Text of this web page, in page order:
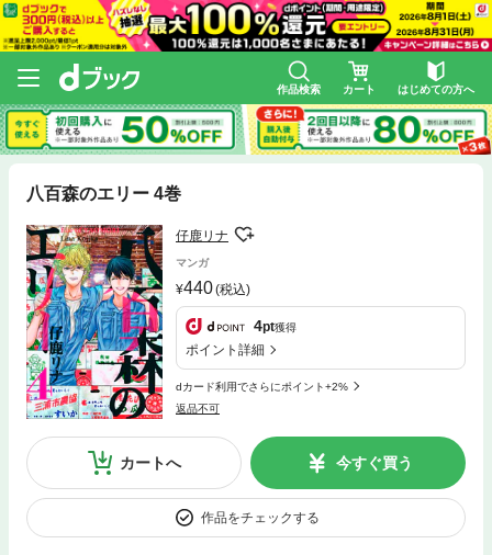
作品検索 カート はじめての方へ
八百森のエリー 4巻
仔鹿リナ
マンガ
440(税込)
4pt獲得
ポイント詳細
dカード利用でさらにポイント+2%
返品不可
カートへ 今すぐ買う
作品をチェックする